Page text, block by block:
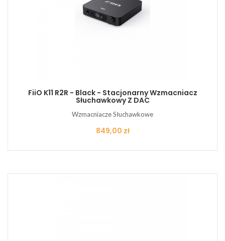
FiiO K11 R2R - Black - Stacjonarny Wzmacniacz
Słuchawkowy Z DAC
Wzmacniacze Słuchawkowe
Cena
849,00 zł